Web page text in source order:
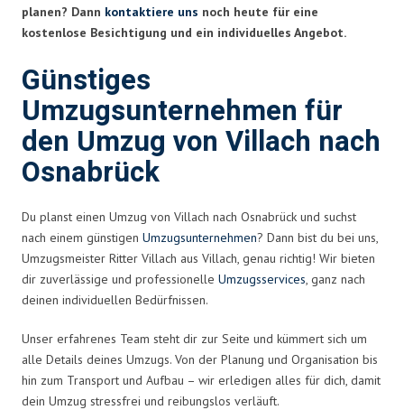
planen? Dann kontaktiere uns noch heute für eine
kostenlose Besichtigung und ein individuelles Angebot.
Günstiges
Umzugsunternehmen für
den Umzug von Villach nach
Osnabrück
Du planst einen Umzug von Villach nach Osnabrück und suchst
nach einem günstigen Umzugsunternehmen? Dann bist du bei uns,
Umzugsmeister Ritter Villach aus Villach, genau richtig! Wir bieten
dir zuverlässige und professionelle Umzugsservices, ganz nach
deinen individuellen Bedürfnissen.
Unser erfahrenes Team steht dir zur Seite und kümmert sich um
alle Details deines Umzugs. Von der Planung und Organisation bis
hin zum Transport und Aufbau – wir erledigen alles für dich, damit
dein Umzug stressfrei und reibungslos verläuft.